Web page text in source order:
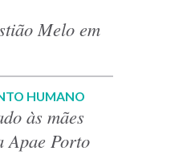
Melo em
HUMANO
às mães
Apae Porto